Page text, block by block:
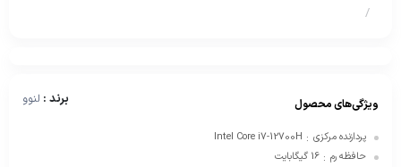
/
برند : لنوو ویژگی‌های محصول
پردازنده مرکزی :
Intel Core i7-12700H
حافظه رم : 16 گیگابایت